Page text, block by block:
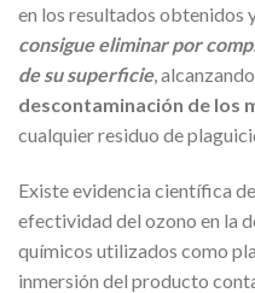
en los resultados obtenidos
consigue eliminar por
de su superficie,
descontaminación de los
cualquier residuo de
Existe evidencia científica
efectividad del ozono en la
químicos utilizados como
inmersión del producto